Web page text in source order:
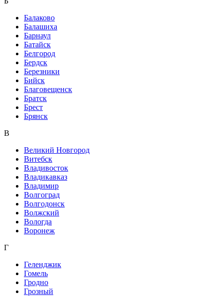
Балаково
Балашиха
Барнаул
Батайск
Белгород
Бердск
Березники
Бийск
Благовещенск
Братск
Брест
Брянск
В
Великий Новгород
Витебск
Владивосток
Владикавказ
Владимир
Волгоград
Волгодонск
Волжский
Вологда
Воронеж
Г
Геленджик
Гомель
Гродно
Грозный